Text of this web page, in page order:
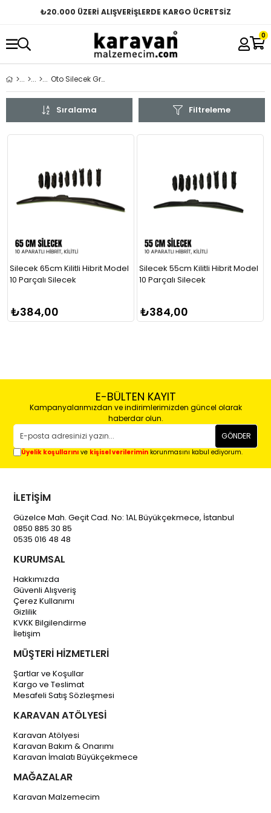
₺20.000 ÜZERİ ALIŞVERİŞLERDE KARGO ÜCRETSİZ
0
Oto Silecek Grubu
Filtreleme
Sıralama
Silecek 65cm Kilitli Hibrit Model
10 Parçalı Silecek
₺384,00
Silecek 55cm Kilitli Hibrit Model
10 Parçalı Silecek
₺384,00
E-BÜLTEN KAYIT
Kampanyalarımızdan ve indirimlerimizden güncel olarak
haberdar olun.
GÖNDER
Üyelik koşullarını ve kişisel verilerimin korunmasını kabul ediyorum.
İLETİŞİM
Güzelce Mah. Geçit Cad. No: 1AL Büyükçekmece, İstanbul
0850 885 30 85
0535 016 48 48
KURUMSAL
Hakkımızda
Güvenli Alışveriş
Çerez Kullanımı
Gizlilik
KVKK Bilgilendirme
İletişim
MÜŞTERİ HİZMETLERİ
Şartlar ve Koşullar
Kargo ve Teslimat
Mesafeli Satış Sözleşmesi
KARAVAN ATÖLYESİ
Karavan Atölyesi
Karavan Bakım & Onarımı
Karavan İmalatı Büyükçekmece
MAĞAZALAR
Karavan Malzemecim